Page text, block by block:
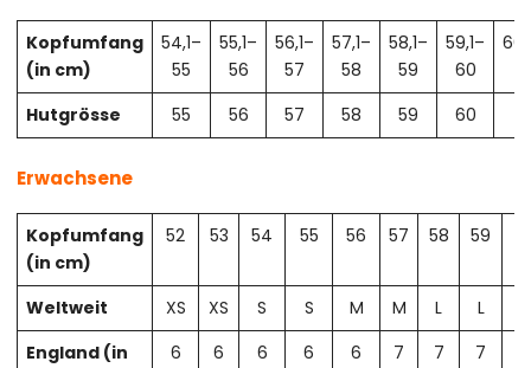
Kopfumfang
(in cm)
54,1–
55
55,1–
56
56,1–
57
57,1–
58
58,1–
59
59,1–
60
Hutgrösse
55 56 57 58 59 60
Erwachsene
Kopfumfang
(in cm)
52 53 54 55 56 57 58 59
Weltweit XS XS S S M M L L
England (in
6
6
6
6
6
7
7
7